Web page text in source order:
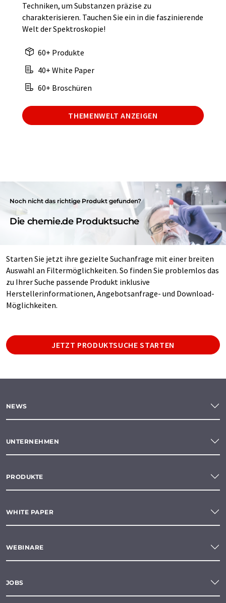
Techniken, um Substanzen präzise zu
charakterisieren. Tauchen Sie ein in die faszinierende
Welt der Spektroskopie!
60+ Produkte
40+ White Paper
60+ Broschüren
THEMENWELT ANZEIGEN
Noch nicht das richtige Produkt gefunden?
Die chemie.de Produktsuche
Starten Sie jetzt ihre gezielte Suchanfrage mit einer breiten
Auswahl an Filtermöglichkeiten. So finden Sie problemlos das
zu Ihrer Suche passende Produkt inklusive
Herstellerinformationen, Angebotsanfrage- und Download-
Möglichkeiten.
JETZT PRODUKTSUCHE STARTEN
NEWS
UNTERNEHMEN
PRODUKTE
WHITE PAPER
WEBINARE
JOBS